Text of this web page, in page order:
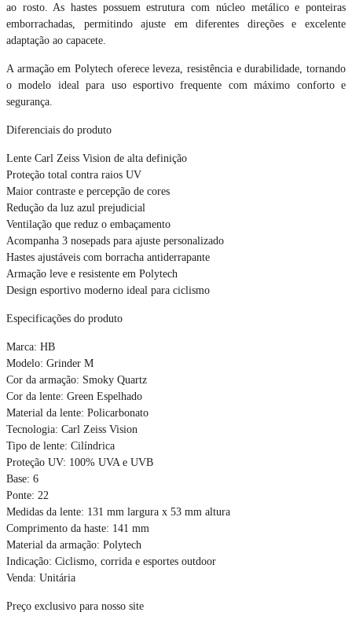
ao rosto. As hastes possuem estrutura com núcleo metálico e ponteiras
emborrachadas, permitindo ajuste em diferentes direções e excelente
adaptação ao capacete.
A armação em Polytech oferece leveza, resistência e durabilidade, tornando
o modelo ideal para uso esportivo frequente com máximo conforto e
segurança.
Diferenciais do produto
Lente Carl Zeiss Vision de alta definição
Proteção total contra raios UV
Maior contraste e percepção de cores
Redução da luz azul prejudicial
Ventilação que reduz o embaçamento
Acompanha 3 nosepads para ajuste personalizado
Hastes ajustáveis com borracha antiderrapante
Armação leve e resistente em Polytech
Design esportivo moderno ideal para ciclismo
Especificações do produto
Marca: HB
Modelo: Grinder M
Cor da armação: Smoky Quartz
Cor da lente: Green Espelhado
Material da lente: Policarbonato
Tecnologia: Carl Zeiss Vision
Tipo de lente: Cilíndrica
Proteção UV: 100% UVA e UVB
Base: 6
Ponte: 22
Medidas da lente: 131 mm largura x 53 mm altura
Comprimento da haste: 141 mm
Material da armação: Polytech
Indicação: Ciclismo, corrida e esportes outdoor
Venda: Unitária
Preço exclusivo para nosso site